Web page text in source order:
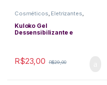
Cosméticos, Eletrizantes,
Lubrificantes
Anal
Kuloko Gel
Dessensibilizante e
R$23,00 R$29,00